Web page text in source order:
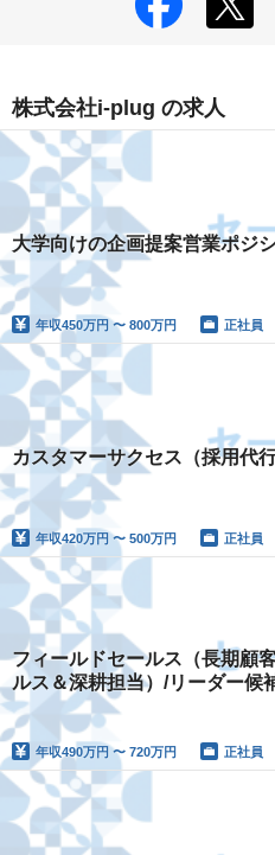
株式会社i-plug の求人
大学向けの企画提案営業ポジ
年収450万円 〜 800万円 正社員
カスタマーサクセス（採用代
年収420万円 〜 500万円 正社員
フィールドセールス（長期顧
ルス＆深耕担当）/リーダー候
年収490万円 〜 720万円 正社員